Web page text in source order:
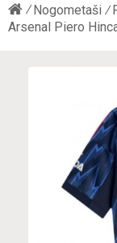
Nogometaši
Arsenal Piero